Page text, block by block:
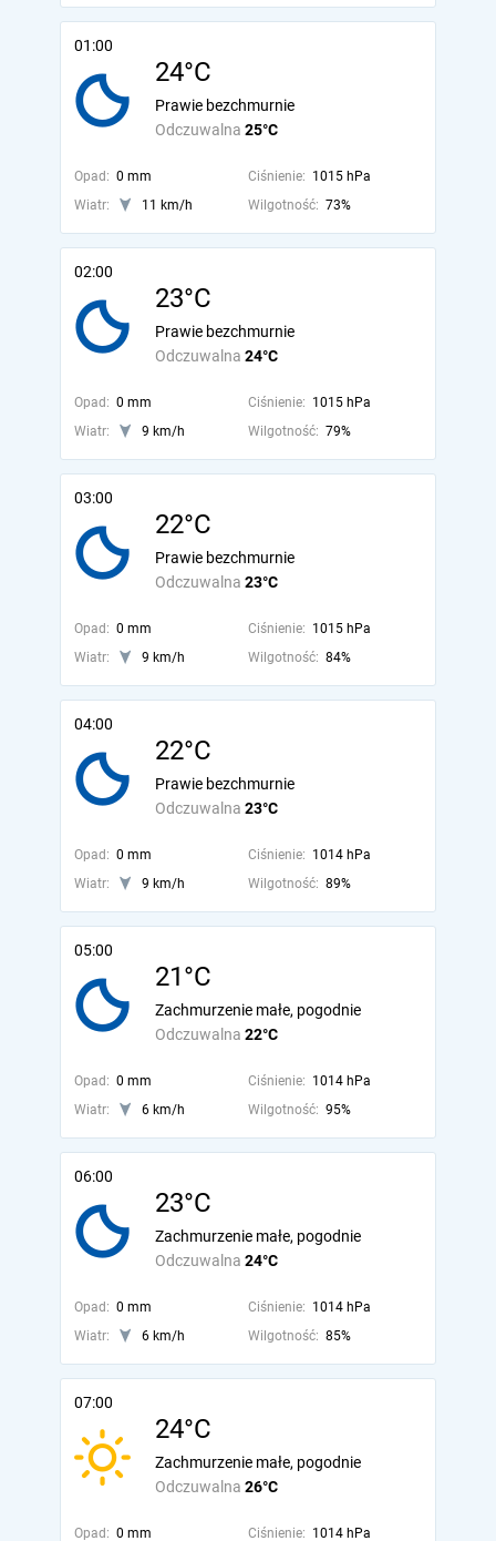
01:00
24°C
Odczuwalna 25°C
Prawie bezchmurnie
Opad: 0 mm Ciśnienie: 1015 hPa
Wiatr:
11 km/h Wilgotność: 73%
02:00
23°C
Odczuwalna 24°C
Prawie bezchmurnie
Opad: 0 mm Ciśnienie: 1015 hPa
Wiatr:
9 km/h Wilgotność: 79%
03:00
22°C
Odczuwalna 23°C
Prawie bezchmurnie
Opad: 0 mm Ciśnienie: 1015 hPa
Wiatr:
9 km/h Wilgotność: 84%
04:00
22°C
Odczuwalna 23°C
Prawie bezchmurnie
Opad: 0 mm Ciśnienie: 1014 hPa
Wiatr:
9 km/h Wilgotność: 89%
05:00
21°C
Odczuwalna 22°C
Zachmurzenie małe, pogodnie
Opad: 0 mm Ciśnienie: 1014 hPa
Wiatr:
6 km/h Wilgotność: 95%
06:00
23°C
Odczuwalna 24°C
Zachmurzenie małe, pogodnie
Opad: 0 mm Ciśnienie: 1014 hPa
Wiatr:
6 km/h Wilgotność: 85%
07:00
24°C
Odczuwalna 26°C
Zachmurzenie małe, pogodnie
Opad: 0 mm Ciśnienie: 1014 hPa